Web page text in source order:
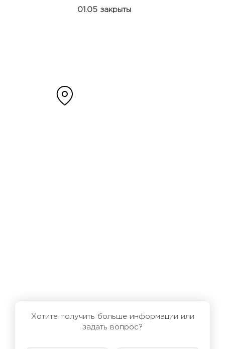
01.05 закрыты
Хотите получить больше информации или
задать вопрос?